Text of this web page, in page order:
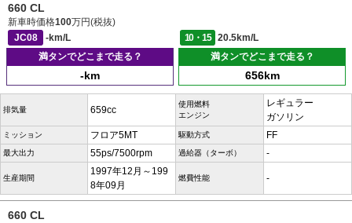
660 CL
新車時価格100万円(税抜)
JC08
-km/L 10・15
20.5km/L
満タンでどこまで走る？
-km
満タンでどこまで走る？
656km
排気量 659cc
使用燃料
エンジン
レギュラー
ガソリン
ミッション フロア5MT 駆動方式 FF
最大出力 55ps/7500rpm 過給器（ターボ） -
生産期間
1997年12月～199
8年09月
燃費性能 -
660 CL